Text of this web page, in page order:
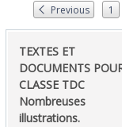
Previous 1
‎TEXTES ET
DOCUMENTS
CLASSE TDC
Nombreuses
illustrations.‎